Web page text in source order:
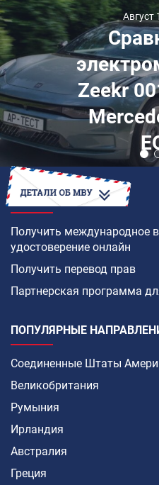
Август
Zeekr
КАК
Получить международное
удостоверение онлайн
Получить перевод прав
Партнерская программа
ПОПУЛЯРНЫЕ
Соединенные Штаты
Великобритания
Румыния
Ирландия
Австралия
Греция